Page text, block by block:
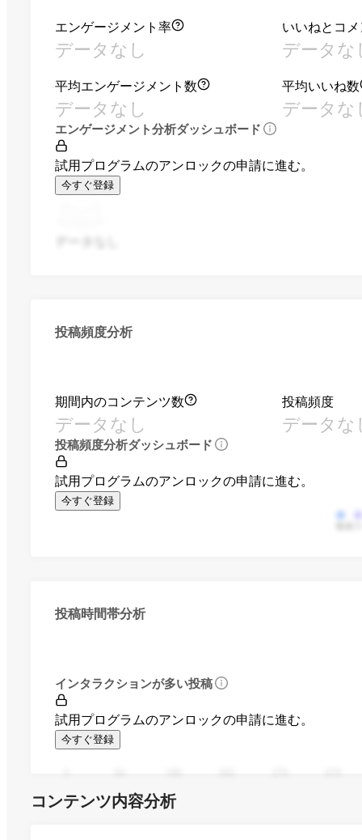
エンゲージメント率
データなし
いいねとコ
データな
平均エンゲージメント数
データなし
平均いいね数
データな
エンゲージメント分析ダッシュボード
試用プログラムのアンロックの申請に進む。
今すぐ登録
投稿頻度分析
期間内のコンテンツ数
データなし
投稿頻度
データな
投稿頻度分析ダッシュボード
試用プログラムのアンロックの申請に進む。
今すぐ登録
投稿時間帯分析
インタラクションが多い投稿
試用プログラムのアンロックの申請に進む。
今すぐ登録
コンテンツ内容分析